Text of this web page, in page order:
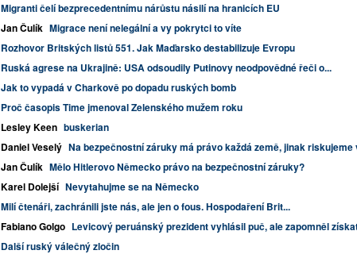
Migranti čelí bezprecedentnímu nárůstu násilí na hranicích EU
Jan Čulík Migrace není nelegální a vy pokrytci to víte
Rozhovor Britských listů 551. Jak Maďarsko destabilizuje Evropu
Ruská agrese na Ukrajině: USA odsoudily Putinovy neodpovědné řeči o...
Jak to vypadá v Charkově po dopadu ruských bomb
Proč časopis Time jmenoval Zelenského mužem roku
Lesley Keen buskerian
Daniel Veselý Na bezpečnostní záruky má právo každá země, jinak riskujeme
Jan Čulík Mělo Hitlerovo Německo právo na bezpečnostní záruky?
Karel Dolejší Nevytahujme se na Německo
Milí čtenáři, zachránili jste nás, ale jen o fous. Hospodaření Brit...
Fabiano Golgo Levicový peruánský prezident vyhlásil puč, ale zapomněl
Další ruský válečný zločin